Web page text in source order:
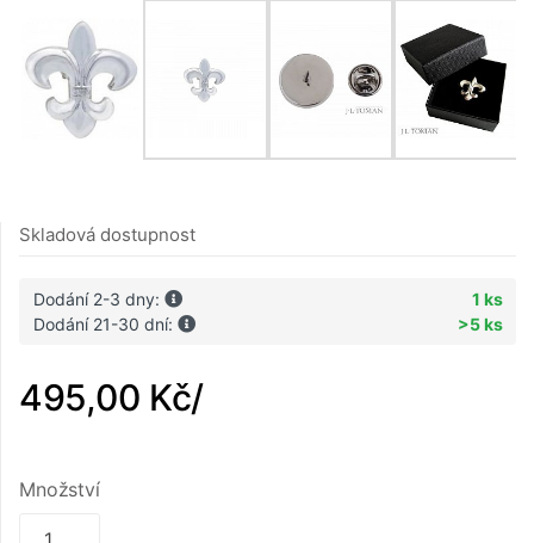
Skladová dostupnost
Dodání 2-3 dny:
1 ks
Dodání 21-30 dní:
>5 ks
495,00 Kč/
Množství